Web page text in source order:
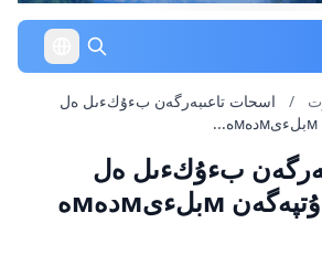
/
اسحات تاعىبەرگەن بءۇكءىل ەل
بءۇكءىل ەل
ءۇشءىن كءۇتپەگەن мبلءىмدەмە